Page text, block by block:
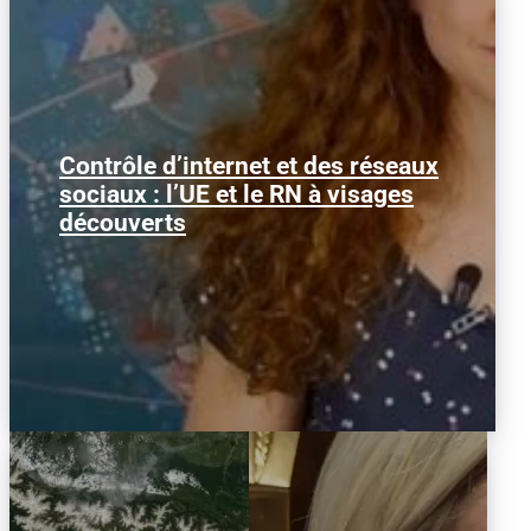
Contrôle d’internet et des réseaux
sociaux : l’UE et le RN à visages
découverts
Le RN trahit ses électeurs. Voici le
constat ébahi que portent quelques-
uns de nos esprits les...